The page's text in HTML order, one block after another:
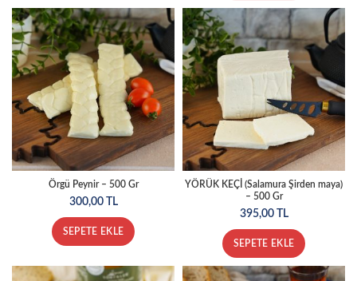
Örgü Peynir – 500 Gr
300,00 TL
SEPETE EKLE
YÖRÜK KEÇİ (Salamura Şirden maya)
– 500 Gr
395,00 TL
SEPETE EKLE